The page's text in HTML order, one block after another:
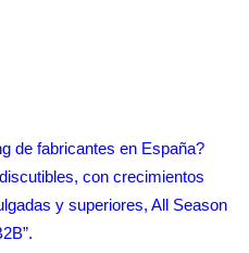
de fabricantes en España?
con crecimientos
y superiores, All Season